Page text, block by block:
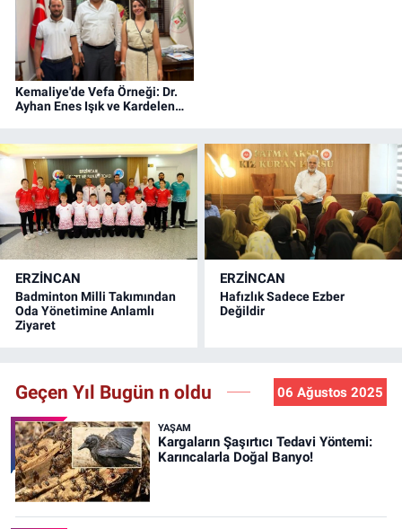
Kemaliye'de Vefa Örneği: Dr.
Ayhan Enes Işık ve Kardelen
ERZINCAN
Badminton Milli Takımından
Oda Yönetimine Anlamlı
Ziyaret
ERZINCAN
Hafızlık Sadece Ezber
Değildir
Geçen Yıl Bugün n oldu 06 Ağustos 2025
YAŞAM
Kargaların Şaşırtıcı Tedavi Yöntemi:
Karıncalarla Doğal Banyo!